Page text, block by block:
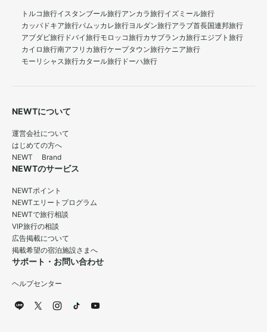
トルコ旅行イスタンブール旅行アンカラ旅行イズミール旅行
カッパドキア旅行パムッカレ旅行ヨルダン旅行アラブ首長国連邦旅行
アブダビ旅行 ドバイ旅行モロッコ旅行カサブランカ旅行エジプト旅行
カイロ旅行南アフリカ旅行ケープタウン旅行ケニア旅行
モーリシャス旅行カタール旅行 ドーハ旅行
NEWTについて
運営会社について
はじめての方へ
NEWT Brand
NEWTのサービス
NEWTポイント
NEWTエリートプログラム
NEWTで旅行相談
VIP旅行の相談
広告掲載について
掲載希望の宿泊施設さまへ
サポート・お問い合わせ
ヘルプセンター